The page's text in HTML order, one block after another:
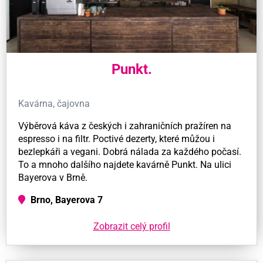
Punkt.
Kavárna, čajovna
Výběrová káva z českých i zahraničních pražíren na
espresso i na filtr. Poctivé dezerty, které můžou i
bezlepkáři a vegani. Dobrá nálada za každého počasí.
To a mnoho dalšího najdete kavárně Punkt. Na ulici
Bayerova v Brně.
Brno, Bayerova 7
Zobrazit celý profil